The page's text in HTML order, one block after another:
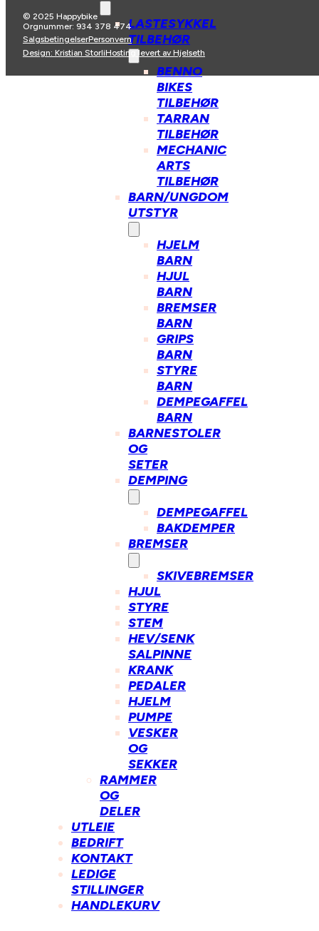
LASTESYKKEL
TILBEHØR
BENNO
BIKES
TILBEHØR
TARRAN
TILBEHØR
MECHANIC
ARTS
TILBEHØR
BARN/UNGDOM
UTSTYR
HJELM
BARN
HJUL
BARN
BREMSER
BARN
GRIPS
BARN
STYRE
BARN
DEMPEGAFFEL
BARN
BARNESTOLER
OG
SETER
DEMPING
DEMPEGAFFEL
BAKDEMPER
BREMSER
SKIVEBREMSER
HJUL
STYRE
STEM
HEV/SENK
SALPINNE
KRANK
PEDALER
HJELM
PUMPE
VESKER
OG
SEKKER
RAMMER
OG
DELER
UTLEIE
BEDRIFT
KONTAKT
LEDIGE
STILLINGER
HANDLEKURV
© 2025 Happybike
Orgnummer: 934 378 474
SalgsbetingelserPersonvern
Design: Kristian StorliHosting levert av Hjelseth